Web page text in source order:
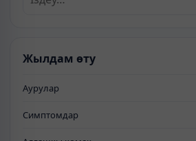
Жылдам өту
Аурулар
Симптомдар